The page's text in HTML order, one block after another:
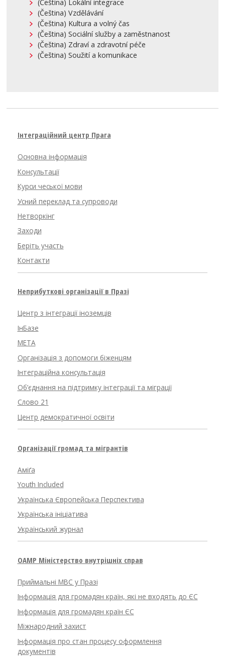
(Čeština) Lokální integrace
(Čeština) Vzdělávání
(Čeština) Kultura a volný čas
(Čeština) Sociální služby a zaměstnanost
(Čeština) Zdraví a zdravotní péče
(Čeština) Soužití a komunikace
Інтеграційний центр Прага
Основна інформація
Консультації
Курси чеської мови
Усний переклад та супроводи
Нетворкінг
Заходи
Беріть участь
Контакти
Неприбуткові організації в Празі
Центр з інтеграції іноземців
ІнБазе
META
Організація з допомоги біженцям
Інтеграційна консультація
Об’єднання на підтримку інтеграції та міграції
Слово 21
Центр демократичної освіти
Організації громад та мігрантів
Аміґа
Youth Included
Українська Європейська Перспектива
Українська ініціатива
Український журнал
OAMP Міністерство внутрішніх справ
Приймальні МВС у Празі
Інформація для громадян країн, які не входять до ЄС
Інформація для громадян країн ЄС
Міжнародний захист
Інформація про стан процесу оформлення
документів